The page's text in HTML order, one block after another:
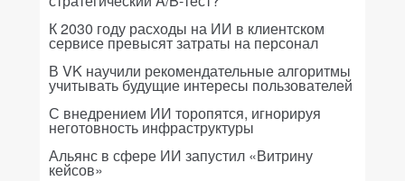
К 2030 году расходы на ИИ в клиентском
сервисе превысят затраты на персонал
В VK научили рекомендательные алгоритмы
учитывать будущие интересы пользователей
С внедрением ИИ торопятся, игнорируя
неготовность инфраструктуры
Альянс в сфере ИИ запустил «Витрину
кейсов»